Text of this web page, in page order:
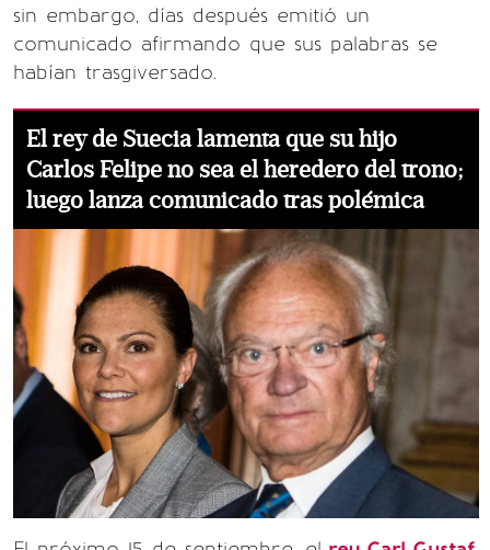
sin embargo, días después emitió un
comunicado afirmando que sus palabras se
habían trasgiversado.
El rey de Suecia lamenta que su hijo
Carlos Felipe no sea el heredero del trono;
luego lanza comunicado tras polémica